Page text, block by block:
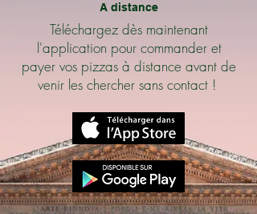
Téléchargez dès maintenant
l'application pour commander et
payer vos pizzas à distance avant de
venir les chercher sans contact !
A distance